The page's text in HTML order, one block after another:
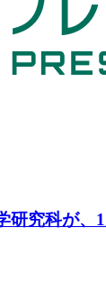
研究科が、